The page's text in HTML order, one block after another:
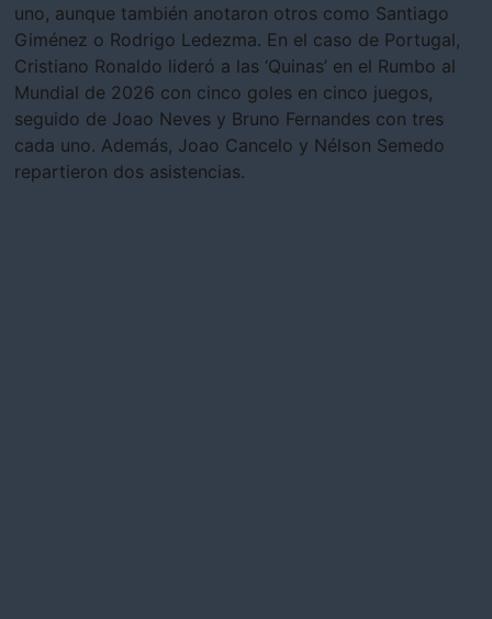
uno, aunque también anotaron otros como Santiago
Giménez o Rodrigo Ledezma. En el caso de Portugal,
Cristiano Ronaldo lideró a las ‘Quinas’ en el Rumbo al
Mundial de 2026 con cinco goles en cinco juegos,
seguido de Joao Neves y Bruno Fernandes con tres
cada uno. Además, Joao Cancelo y Nélson Semedo
repartieron dos asistencias.